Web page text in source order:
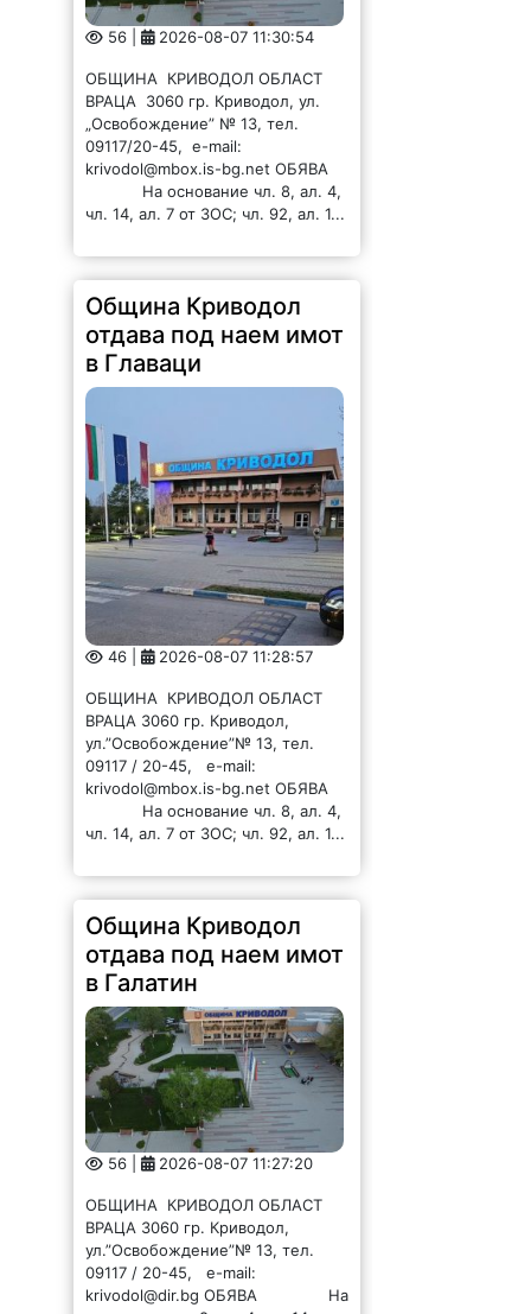
56 | 2026-08-07 11:30:54
ВРАЦА 3060 гр. Криводол, ул.
„Освобождение” № 13, тел.
09117/20-45, e-mail:
krivodol@mbox.is-bg.net ОБЯВА
На основание чл. 8, ал. 4,
чл. 14, ал. 7 от ЗОС; чл. 92, ал. 1...
Община Криводол
отдава под наем имот
в Главаци
46 | 2026-08-07 11:28:57
ВРАЦА 3060 гр. Криводол,
ул.”Освобождение”№ 13, тел.
09117 / 20-45, e-mail:
krivodol@mbox.is-bg.net ОБЯВА
На основание чл. 8, ал. 4,
чл. 14, ал. 7 от ЗОС; чл. 92, ал. 1...
Община Криводол
отдава под наем имот
в Галатин
56 | 2026-08-07 11:27:20
ВРАЦА 3060 гр. Криводол,
ул.”Освобождение”№ 13, тел.
09117 / 20-45, e-mail:
krivodol@dir.bg ОБЯВА На
основание чл. 8, ал. 4, чл. 14, ал.